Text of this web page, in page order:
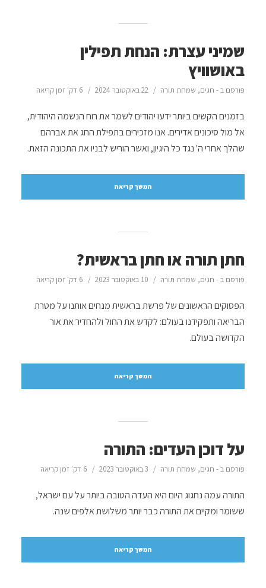
שמיני עצרת: הנחת תפילין
באושוויץ
פורסם ב - חגים, שמחת תורה 22 באוקטובר 2024 6 דק׳ זמן קריאה
בזמנים הקשים ביותר ידעו יהודים לשמר את רוח הנשמה היהודית,
אל מול סיכונים אדירים. אנו מזכירים בתפילת החג את אברהם
שהלך אחרי ה' נגד כל היגיון, ואשר הוריש לבניו את התכונה הזאת.
המשך קריאה
חתן תורה או חתן בראשית?
פורסם ב - חגים, שמחת תורה 10 באוקטובר 2023 6 דק׳ זמן קריאה
הפסוקים הראשונים של פרשת בראשית מנחים אותנו על מטרת
הבריאה ותפקידנו בעולם: לקדש את החול ולהחדיר את אור
הקדושה בעולם.
המשך קריאה
על דוכן העדים: התורה
פורסם ב - חגים, שמחת תורה 3 באוקטובר 2023 6 דק׳ זמן קריאה
התורה עמה נחגוג היום היא העדה הטובה ביותר על עם ישראל,
ששומר ומקיים את התורה כבר יותר משלושת אלפים שנה.
המשך קריאה